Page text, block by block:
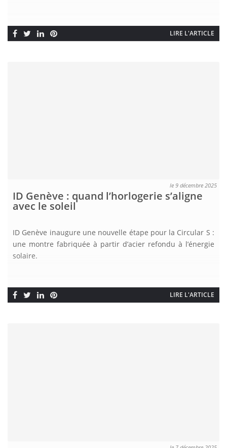
LIRE L'ARTICLE
le 9 décembre 2025
ID Genève : quand l’horlogerie s’aligne
avec le soleil
ID Genève inaugure une nouvelle étape pour la Circular S :
une montre fabriquée à partir d’acier refondu à l’énergie
solaire.
LIRE L'ARTICLE